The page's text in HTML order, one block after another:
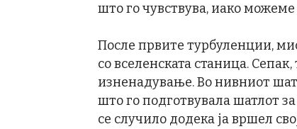
што го чувствува, иако
После првите турбуленции,
со вселенската станица.
изненадување. Во нивниот
што го подготвувала шатлот
се случило додека ја вршел